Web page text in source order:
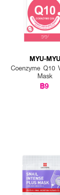
MYU-MYU
Coenzyme Q10
Mask
฿9